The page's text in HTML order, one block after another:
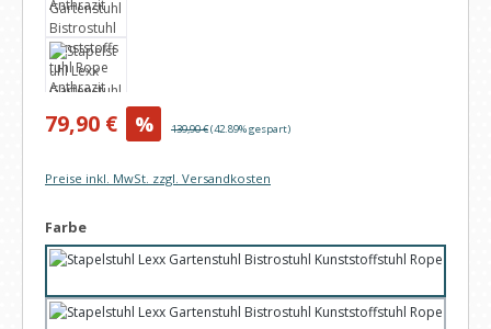
Verkaufspreis:
79,90 € % Regulärer Preis:
139,90 €(42.89% gespart)
Preise inkl. MwSt. zzgl. Versandkosten
Farbeauswählen